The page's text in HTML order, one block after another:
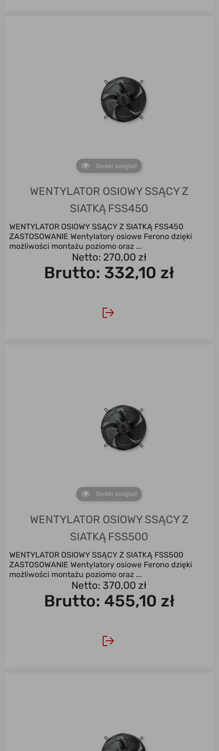
Szybki podgląd
WENTYLATOR OSIOWY SSĄCY Z
SIATKĄ FSS450
WENTYLATOR OSIOWY SSĄCY Z SIATKĄ FSS450
ZASTOSOWANIE Wentylatory osiowe Ferono dzięki
możliwości montażu poziomo oraz ...
Netto: 270,00 zł
Brutto: 332,10 zł
Szybki podgląd
WENTYLATOR OSIOWY SSĄCY Z
SIATKĄ FSS500
WENTYLATOR OSIOWY SSĄCY Z SIATKĄ FSS500
ZASTOSOWANIE Wentylatory osiowe Ferono dzięki
możliwości montażu poziomo oraz ...
Netto: 370,00 zł
Brutto: 455,10 zł